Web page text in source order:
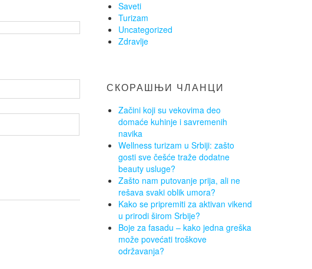
Saveti
Turizam
Uncategorized
Zdravlje
СКОРАШЊИ ЧЛАНЦИ
Začini koji su vekovima deo
domaće kuhinje i savremenih
navika
Wellness turizam u Srbiji: zašto
gosti sve češće traže dodatne
beauty usluge?
Zašto nam putovanje prija, ali ne
rešava svaki oblik umora?
Kako se pripremiti za aktivan vikend
u prirodi širom Srbije?
Boje za fasadu – kako jedna greška
može povećati troškove
održavanja?